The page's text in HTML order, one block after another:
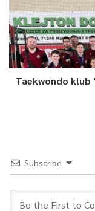
Taekwondo klub
Subscribe